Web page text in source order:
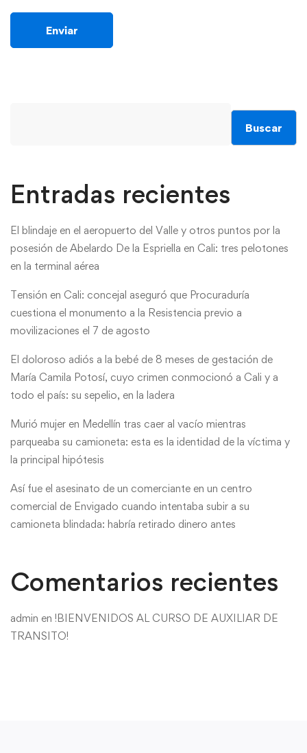
Buscar
Entradas recientes
El blindaje en el aeropuerto del Valle y otros puntos por la
posesión de Abelardo De la Espriella en Cali: tres pelotones
en la terminal aérea
Tensión en Cali: concejal aseguró que Procuraduría
cuestiona el monumento a la Resistencia previo a
movilizaciones el 7 de agosto
El doloroso adiós a la bebé de 8 meses de gestación de
María Camila Potosí, cuyo crimen conmocionó a Cali y a
todo el país: su sepelio, en la ladera
Murió mujer en Medellín tras caer al vacío mientras
parqueaba su camioneta: esta es la identidad de la víctima y
la principal hipótesis
Así fue el asesinato de un comerciante en un centro
comercial de Envigado cuando intentaba subir a su
camioneta blindada: habría retirado dinero antes
Comentarios recientes
admin en !BIENVENIDOS AL CURSO DE AUXILIAR DE
TRANSITO!